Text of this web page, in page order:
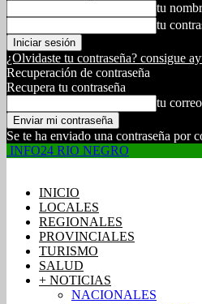
tu
tu
¿Olvidaste tu contraseña? consigue
Recuperación de contraseña
Recupera tu contraseña
tu
Se te ha enviado una contraseña por
INFO24 RIO NEGRO
INICIO
LOCALES
REGIONALES
PROVINCIALES
TURISMO
SALUD
+ NOTICIAS
NACIONALES